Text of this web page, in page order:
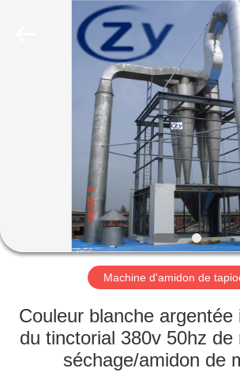
PRODUITS
SUJET
DES
USA
VISITE
D'USINE
Machine d'amidon de
Couleur blanche argentée
du tinctorial 380v 50hz de
séchage/amidon de